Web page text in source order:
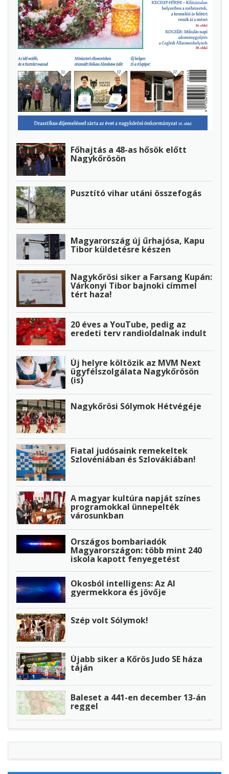
Főhajtás a 48-as hősök előtt
Nagykőrösön
Pusztító vihar utáni összefogás
Magyarország új űrhajósa, Kapu
Tibor küldetésre készen
Nagykőrösi siker a Farsang Kupán:
Várkonyi Tibor bajnoki címmel
tért haza!
20 éves a YouTube, pedig az
eredeti terv randioldalnak indult
Új helyre költözik az MVM Next
ügyfélszolgálata Nagykőrösön
(is)
Nagykőrösi Sólymok Hétvégéje
Fiatal judósaink remekeltek
Szlovéniában és Szlovákiában!
A magyar kultúra napját színes
programokkal ünnepelték
városunkban
Országos bombariadók
Magyarországon: több mint 240
iskola kapott fenyegetést
Okosból intelligens: Az AI
gyermekkora és jövője
Szép volt Sólymok!
Újabb siker a Kőrös Judo SE háza
táján
Baleset a 441-en december 13-án
reggel